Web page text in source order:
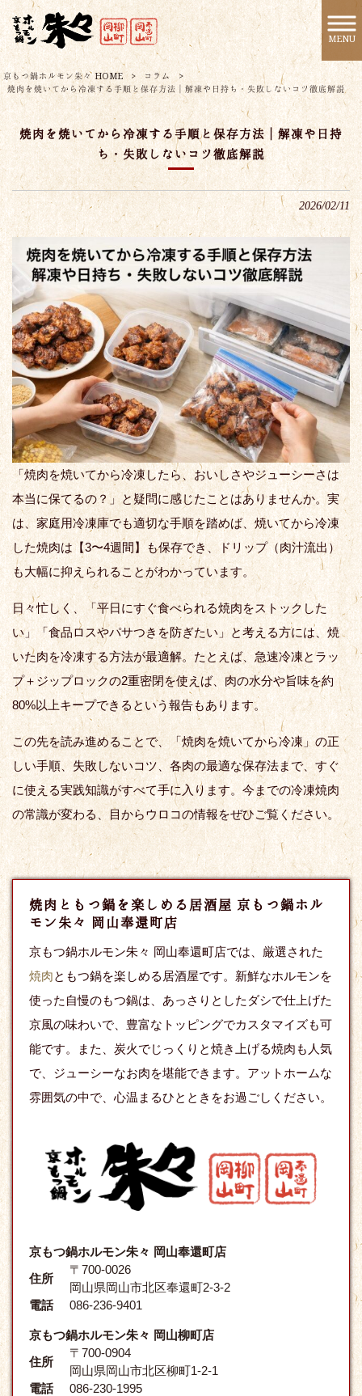
MENU
京もつ鍋ホルモン朱々 HOME > コラム
>
焼肉を焼いてから冷凍する手順と保存方法｜解凍や日持ち・失敗しないコツ徹底解説
焼肉を焼いてから冷凍する手順と保存方法｜解凍や日持
ち・失敗しないコツ徹底解説
2026/02/11
「焼肉を焼いてから冷凍したら、おいしさやジューシーさは
本当に保てるの？」と疑問に感じたことはありませんか。実
は、家庭用冷凍庫でも適切な手順を踏めば、焼いてから冷凍
した焼肉は【3〜4週間】も保存でき、ドリップ（肉汁流出）
も大幅に抑えられることがわかっています。
日々忙しく、「平日にすぐ食べられる焼肉をストックした
い」「食品ロスやパサつきを防ぎたい」と考える方には、焼
いた肉を冷凍する方法が最適解。たとえば、急速冷凍とラッ
プ＋ジップロックの2重密閉を使えば、肉の水分や旨味を約
80%以上キープできるという報告もあります。
この先を読み進めることで、「焼肉を焼いてから冷凍」の正
しい手順、失敗しないコツ、各肉の最適な保存法まで、すぐ
に使える実践知識がすべて手に入ります。今までの冷凍焼肉
の常識が変わる、目からウロコの情報をぜひご覧ください。
焼肉ともつ鍋を楽しめる居酒屋 京もつ鍋ホル
モン朱々 岡山奉還町店
京もつ鍋ホルモン朱々 岡山奉還町店では、厳選された
焼肉ともつ鍋を楽しめる居酒屋です。新鮮なホルモンを
使った自慢のもつ鍋は、あっさりとしたダシで仕上げた
京風の味わいで、豊富なトッピングでカスタマイズも可
能です。また、炭火でじっくりと焼き上げる焼肉も人気
で、ジューシーなお肉を堪能できます。アットホームな
雰囲気の中で、心温まるひとときをお過ごしください。
京もつ鍋ホルモン朱々 岡山奉還町店
住所
〒700-0026
岡山県岡山市北区奉還町2-3-2
電話
086-236-9401
京もつ鍋ホルモン朱々 岡山柳町店
住所
〒700-0904
岡山県岡山市北区柳町1-2-1
電話
086-230-1995